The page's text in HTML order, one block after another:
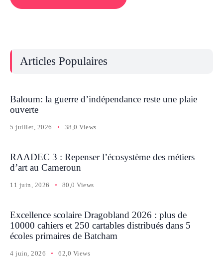
Articles Populaires
Baloum: la guerre d’indépendance reste une plaie
ouverte
5 juillet, 2026 38,0 Views
RAADEC 3 : Repenser l’écosystème des métiers
d’art au Cameroun
11 juin, 2026 80,0 Views
Excellence scolaire Dragobland 2026 : plus de
10000 cahiers et 250 cartables distribués dans 5
écoles primaires de Batcham
4 juin, 2026 62,0 Views